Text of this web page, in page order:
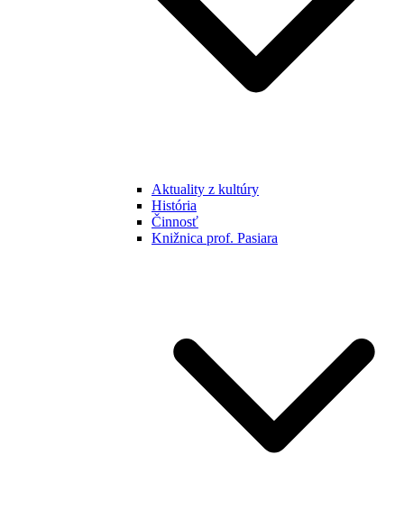
Aktuality z kultúry
História
Činnosť
Knižnica prof. Pasiara